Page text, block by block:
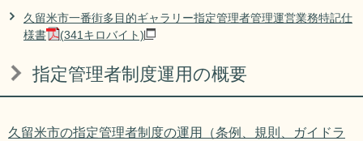
久留米市一番街多目的ギャラリー指定管理者管理運営業務特記仕
様書
(341キロバイト)
指定管理者制度運用の概要​
久留米市の指定管理者制度の運用（条例、規則、ガイドラ